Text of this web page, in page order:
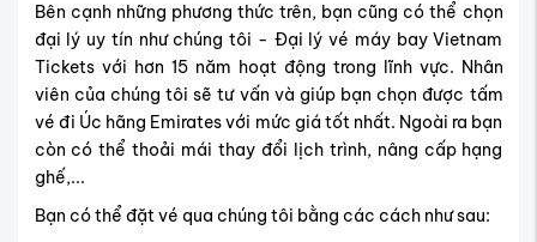
Bên cạnh những phương thức trên, bạn cũng có thể chọn
đại lý uy tín như chúng tôi - Đại lý vé máy bay Vietnam
Tickets với hơn 15 năm hoạt động trong lĩnh vực. Nhân
viên của chúng tôi sẽ tư vấn và giúp bạn chọn được tấm
vé đi Úc hãng Emirates với mức giá tốt nhất. Ngoài ra bạn
còn có thể thoải mái thay đổi lịch trình, nâng cấp hạng
ghế,...
Bạn có thể đặt vé qua chúng tôi bằng các cách như sau: